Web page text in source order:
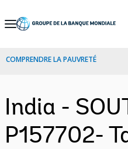
Skip
Navigation
COMPRENDRE LA PAUVRETÉ
India -
P157702-